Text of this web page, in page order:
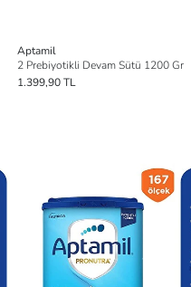
Aptamil
2 Prebiyotikli Devam Sütü 1200 Gr
1.399,90 TL